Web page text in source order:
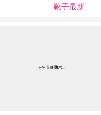
靴子最新